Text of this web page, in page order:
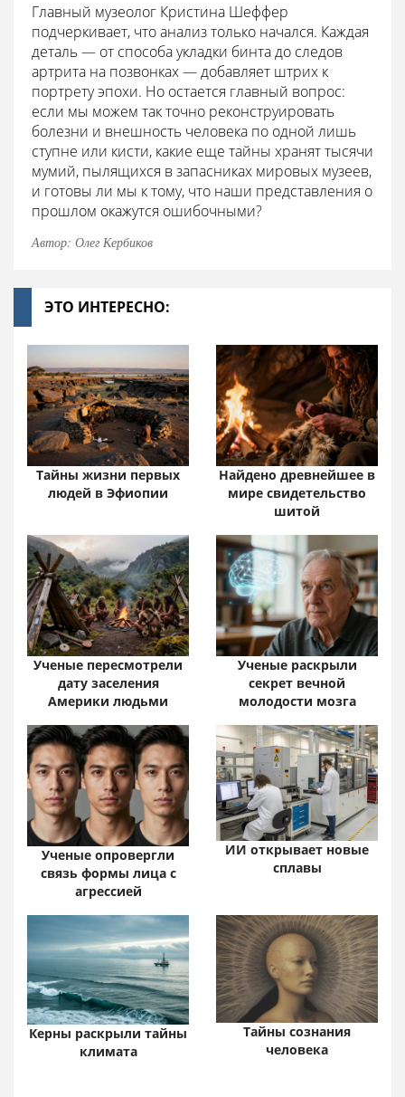
Главный музеолог Кристина Шеффер
подчеркивает, что анализ только начался. Каждая
деталь — от способа укладки бинта до следов
артрита на позвонках — добавляет штрих к
портрету эпохи. Но остается главный вопрос:
если мы можем так точно реконструировать
болезни и внешность человека по одной лишь
ступне или кисти, какие еще тайны хранят тысячи
мумий, пылящихся в запасниках мировых музеев,
и готовы ли мы к тому, что наши представления о
прошлом окажутся ошибочными?
Автор: Олег Кербиков
ЭТО ИНТЕРЕСНО:
Тайны жизни первых
людей в Эфиопии
Найдено древнейшее в
мире свидетельство
шитой
Ученые пересмотрели
дату заселения
Америки людьми
Ученые раскрыли
секрет вечной
молодости мозга
Ученые опровергли
связь формы лица с
агрессией
ИИ открывает новые
сплавы
Керны раскрыли тайны
климата
Тайны сознания
человека